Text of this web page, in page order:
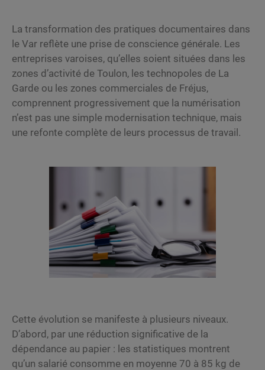
La transformation des pratiques documentaires dans
le Var reflète une prise de conscience générale. Les
entreprises varoises, qu’elles soient situées dans les
zones d’activité de Toulon, les technopoles de La
Garde ou les zones commerciales de Fréjus,
comprennent progressivement que la numérisation
n’est pas une simple modernisation technique, mais
une refonte complète de leurs processus de travail.
Cette évolution se manifeste à plusieurs niveaux.
D’abord, par une réduction significative de la
dépendance au papier : les statistiques montrent
qu’un salarié consomme en moyenne 70 à 85 kg de